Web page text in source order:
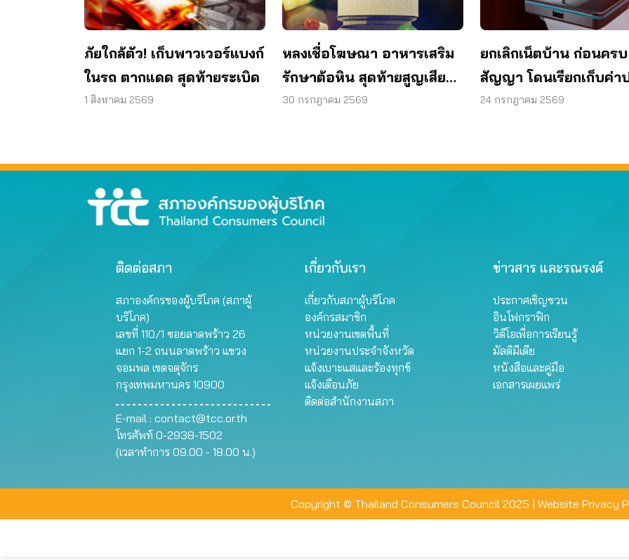
ภัยใกล้ตัว! เก็บพาวเวอร์แบงก์
ในรถ ตากแดด สุดท้ายระเบิด
1 สิงหาคม 2569
หลงเชื่อโฆษณา อาหารเสริม
รักษาต้อหิน สุดท้ายสูญเสียด
วงตา 1 ข้าง
30 กรกฎาคม 2569
ยกเลิกเน็ตบ้าน ก่อนครบ
สัญญา โดนเรียกเก็บค่า
ผู้บริโภคไม่ต้องจ่าย
24 กรกฎาคม 2569
ติดต่อสภา
สภาองค์กรของผู้บริโภค (สภาผู้
บริโภค)
เลขที่ 110/1 ซอยลาดพร้าว 26
แยก 1-2 ถนนลาดพร้าว แขวง
จอมพล เขตจตุจักร
กรุงเทพมหานคร 10900
E-mail : contact@tcc.or.th
โทรศัพท์ 0-2938-1502
(เวลาทำการ 09.00 - 18.00 น.)
เกี่ยวกับเรา
เกี่ยวกับสภาผู้บริโภค
องค์กรสมาชิก
หน่วยงานเขตพื้นที่
หน่วยงานประจำจังหวัด
แจ้งเบาะแสและร้องทุกข์
แจ้งเตือนภัย
ติดต่อสำนักงานสภา
ข่าวสาร และรณรงค์
ประกาศเชิญชวน
อินโฟกราฟิก
วิดีโอเพื่อการเรียนรู้
มัลติมีเดีย
หนังสือและคู่มือ
เอกสารเผยแพร่
Copyright © Thailand Consumers Council 2025 | Website Privacy